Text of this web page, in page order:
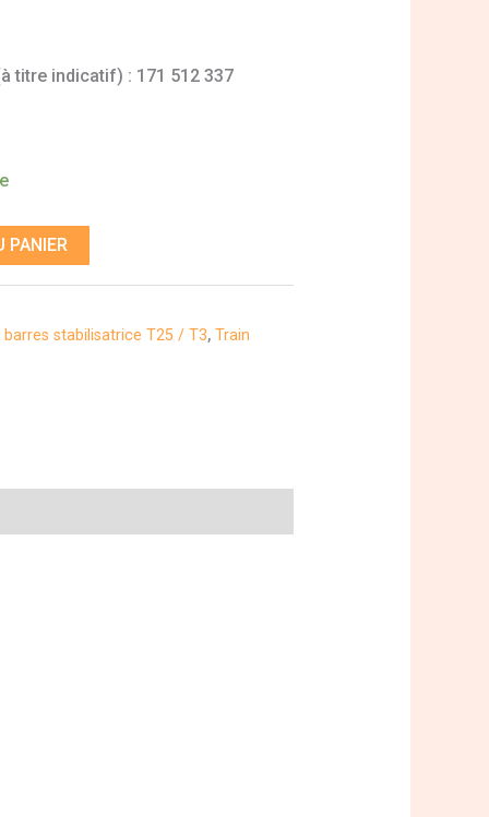
titre indicatif) : 171 512 337
PANIER
barres stabilisatrice T25 / T3,Train